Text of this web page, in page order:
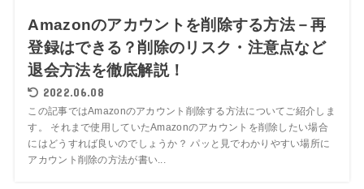
Amazonのアカウントを削除する方法－再
登録はできる？削除のリスク・注意点など
退会方法を徹底解説！
2022.06.08
この記事ではAmazonのアカウント削除する方法についてご紹介しま
す。 それまで使用していたAmazonのアカウントを削除したい場合
にはどうすれば良いのでしょうか？ パッと見でわかりやすい場所に
アカウント削除の方法が書い...